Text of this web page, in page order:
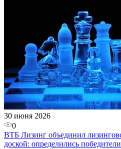
30 июня 2026
0
ВТБ Лизинг объединил
доской: определились